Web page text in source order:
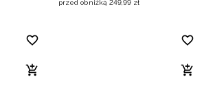
przed obniżką 249,99 zł